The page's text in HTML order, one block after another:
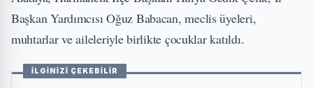
Başkan Yardımcısı Oğuz Babacan, meclis üyeleri,
muhtarlar ve aileleriyle birlikte çocuklar katıldı.
İLGİNİZİ ÇEKEBİLİR